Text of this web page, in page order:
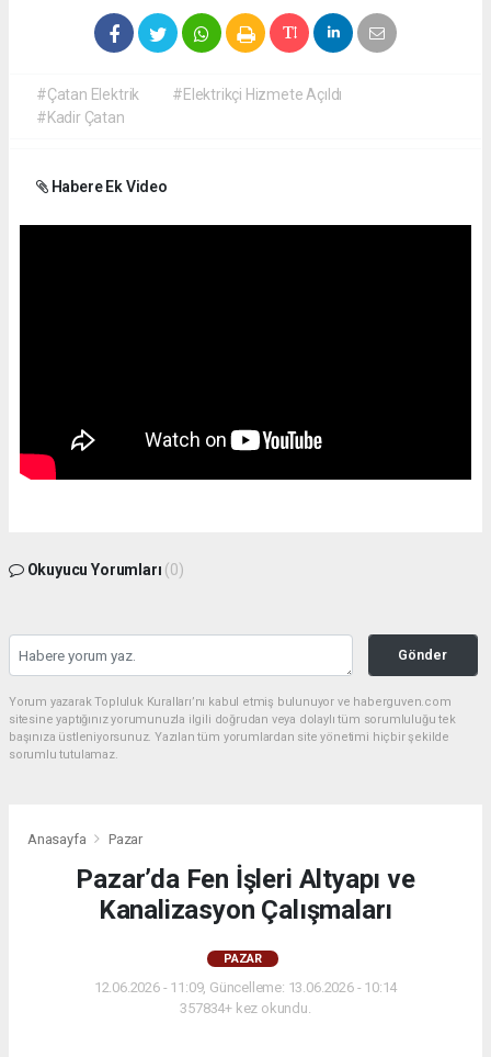
#Çatan Elektrik
#Elektrikçi Hizmete Açıldı
#Kadir Çatan
Habere Ek Video
Okuyucu Yorumları (0)
Gönder
Yorum yazarak Topluluk Kuralları’nı kabul etmiş bulunuyor ve haberguven.com
sitesine yaptığınız yorumunuzla ilgili doğrudan veya dolaylı tüm sorumluluğu tek
başınıza üstleniyorsunuz. Yazılan tüm yorumlardan site yönetimi hiçbir şekilde
sorumlu tutulamaz.
Anasayfa Pazar
Pazar’da Fen İşleri Altyapı ve
Kanalizasyon Çalışmaları
PAZAR
12.06.2026 - 11:09, Güncelleme: 13.06.2026 - 10:14
357834+ kez okundu.